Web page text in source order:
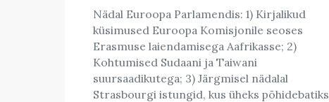
Nädal Euroopa Parlamendis: 1) Kirjalikud
küsimused Euroopa Komisjonile seoses
Erasmuse laiendamisega Aafrikasse; 2)
Kohtumised Sudaani ja Taiwani
suursaadikutega; 3) Järgmisel nädalal
Strasbourgi istungid, kus üheks põhidebatiks